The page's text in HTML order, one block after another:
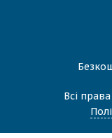
Всі